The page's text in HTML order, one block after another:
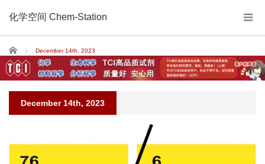
化学空间 Chem-Station
Home December 14th, 2023
December 14th, 2023